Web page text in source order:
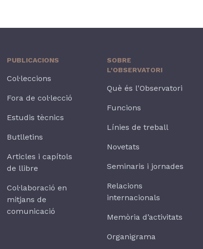
PUBLICACIONS
Col·leccions
Fora de col·lecció
Estudis tècnics
Butlletins
Articles i capítols
de llibre
Col·laboració en
mitjans de
comunicació
SOBRE
L'OBSERVATORI
Què és l'Observatori
Funcions
Línies de treball
Novetats
Seminaris i jornades
Relacions
internacionals
Memòria d’activitats
Organigrama